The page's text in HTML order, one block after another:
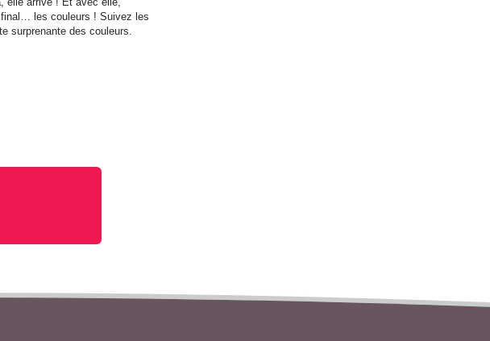
les couleurs ! Suivez les
surprenante des couleurs.